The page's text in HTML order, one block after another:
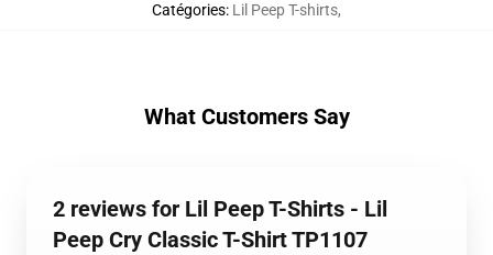
Catégories: Lil Peep T-shirts,
What Customers Say
2 reviews for Lil Peep T-Shirts - Lil
Peep Cry Classic T-Shirt TP1107